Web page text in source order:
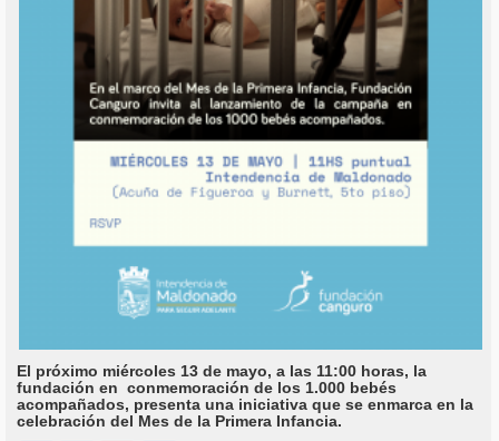
El próximo miércoles 13 de mayo, a las 11:00 horas, la
fundación en conmemoración de los 1.000 bebés
acompañados, presenta una iniciativa que se enmarca en la
celebración del Mes de la Primera Infancia.